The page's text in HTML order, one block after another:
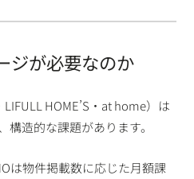
ジが必要なのか
HOME’S・at home）は
造的な課題があります。
は物件掲載数に応じた月額課